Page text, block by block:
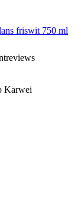
friswit 750 ml
Karwei